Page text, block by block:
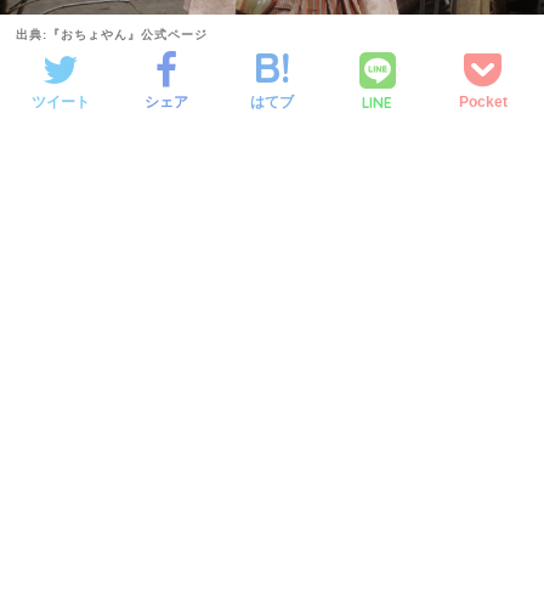
出典:『おちょやん』公式ページ
ツイート シェア はてブ LINE Pocket